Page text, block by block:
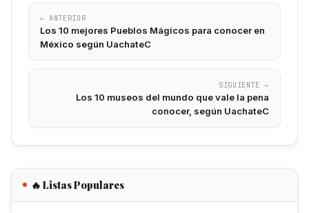
← ANTERIOR
Los 10 mejores Pueblos Mágicos para conocer en
México según UachateC
SIGUIENTE →
Los 10 museos del mundo que vale la pena
conocer, según UachateC
🔥 Listas Populares